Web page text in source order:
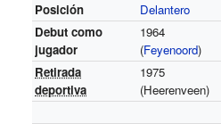
Posición
Delantero
Debut como
jugador
1964
(Feyenoord)
Retirada
deportiva
1975
(Heerenveen)